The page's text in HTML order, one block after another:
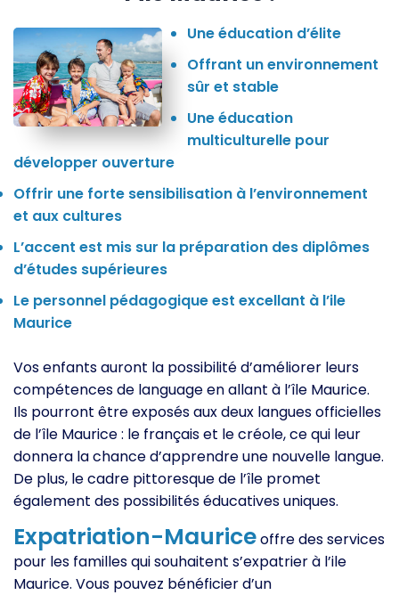
Une éducation d’élite
Offrant un environnement
sûr et stable
Une éducation
multiculturelle pour
développer ouverture
Offrir une forte sensibilisation à l’environnement
et aux cultures
L’accent est mis sur la préparation des diplômes
d’études supérieures
Le personnel pédagogique est excellant à l’ile
Maurice
Vos enfants auront la possibilité d’améliorer leurs
compétences de language en allant à l’île Maurice.
Ils pourront être exposés aux deux langues officielles
de l’île Maurice : le français et le créole, ce qui leur
donnera la chance d’apprendre une nouvelle langue.
De plus, le cadre pittoresque de l’île promet
également des possibilités éducatives uniques.
Expatriation-Mauriceoffre des services
pour les familles qui souhaitent s’expatrier à l’ile
Maurice. Vous pouvez bénéficier d’un